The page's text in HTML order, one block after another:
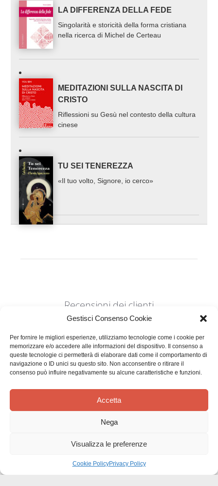
Gestisci Consenso Cookie
Per fornire le migliori esperienze, utilizziamo tecnologie come i cookie per
memorizzare e/o accedere alle informazioni del dispositivo. Il consenso a
queste tecnologie ci permetterà di elaborare dati come il comportamento di
navigazione o ID unici su questo sito. Non acconsentire o ritirare il
consenso può influire negativamente su alcune caratteristiche e funzioni.
Accetta
Nega
Visualizza le preferenze
Cookie PolicyPrivacy Policy
LA DIFFERENZA DELLA FEDE
Singolarità e storicità della forma cristiana
nella ricerca di Michel de Certeau
MEDITAZIONI SULLA NASCITA DI
CRISTO
Riflessioni su Gesù nel contesto della cultura
cinese
TU SEI TENEREZZA
«Il tuo volto, Signore, io cerco»
Recensioni dei clienti
Siamo in cerca di stelle!
Comunicaci cosa ne pensi
Sii il primo a scrivere una
recensione